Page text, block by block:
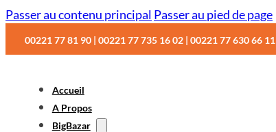
Passer au contenu principal Passer au pied de page
00221 77 81 90 | 00221 77 735 16 02 | 00221 77 630 66 11
Accueil
A Propos
BigBazar